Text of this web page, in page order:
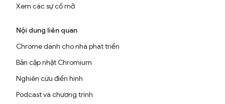
Xem các sự cố mở
Nội dung liên quan
Chrome dành cho nhà phát triển
Bản cập nhật Chromium
Nghiên cứu điển hình
Podcast và chương trình